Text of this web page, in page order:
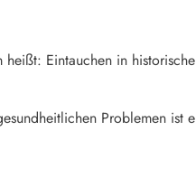
Eintauchen in historische
Problemen ist